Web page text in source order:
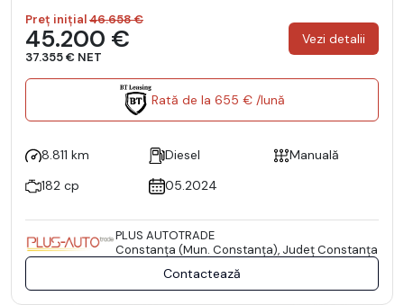
Preț inițial46.658 €
45.200 €
37.355 € NET
Vezi detalii
Rată de la 655 € /lună
8.811 km Diesel
Manuală
182 cp
05.2024
PLUS AUTOTRADE
Constanţa (Mun. Constanţa), Județ Constanţa
Contactează